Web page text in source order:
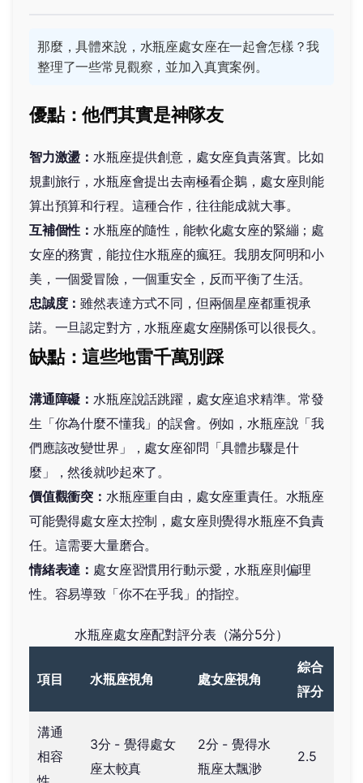
那麼，具體來說，水瓶座處女座在一起會怎樣？我
整理了一些常見觀察，並加入真實案例。
優點：他們其實是神隊友
智力激盪： 水瓶座提供創意，處女座負責落實。比如
規劃旅行，水瓶座會提出去南極看企鵝，處女座則能
算出預算和行程。這種合作，往往能成就大事。
互補個性： 水瓶座的隨性，能軟化處女座的緊繃；處
女座的務實，能拉住水瓶座的瘋狂。我朋友阿明和小
美，一個愛冒險，一個重安全，反而平衡了生活。
忠誠度：雖然表達方式不同，但兩個星座都重視承
諾。一旦認定對方，水瓶座處女座關係可以很長久。
缺點：這些地雷千萬別踩
溝通障礙： 水瓶座說話跳躍，處女座追求精準。常發
生「你為什麼不懂我」的誤會。例如，水瓶座說「我
們應該改變世界」，處女座卻問「具體步驟是什
麼」，然後就吵起來了。
價值觀衝突： 水瓶座重自由，處女座重責任。水瓶座
可能覺得處女座太控制，處女座則覺得水瓶座不負責
任。這需要大量磨合。
情緒表達： 處女座習慣用行動示愛，水瓶座則偏理
性。容易導致「你不在乎我」的指控。
水瓶座處女座配對評分表（滿分5分）
項目 水瓶座視角 處女座視角
綜合
評分
溝通
相容
3分 - 覺得處女
座太較真
2分 - 覺得水
瓶座太飄渺
2.5